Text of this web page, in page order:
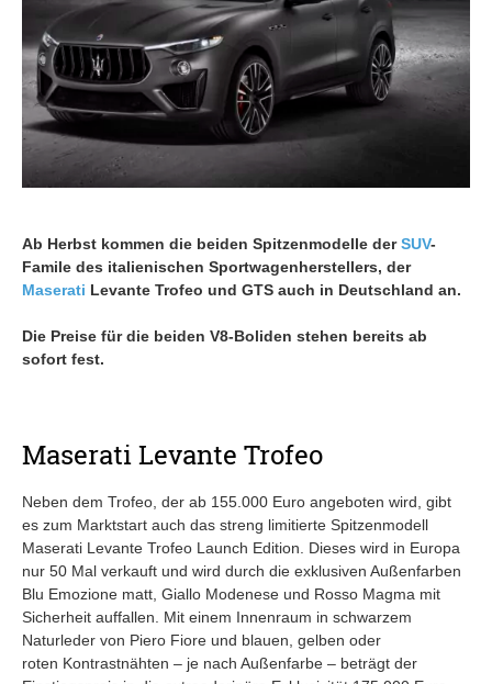
Ab Herbst kommen die beiden Spitzenmodelle derSUV-
Famile des italienischen Sportwagenherstellers, der
Maserati Levante Trofeo und GTS auch in Deutschland an.
Die Preise für die beiden V8-Boliden stehen bereits ab
sofort fest.
Maserati Levante Trofeo
Neben dem Trofeo, der ab 155.000 Euro angeboten wird, gibt
es zum Marktstart auch das streng limitierte Spitzenmodell
Maserati Levante Trofeo Launch Edition. Dieses wird in Europa
nur 50 Mal verkauft und wird durch die exklusiven Außenfarben
Blu Emozione matt, Giallo Modenese und Rosso Magma mit
Sicherheit auffallen. Mit einem Innenraum in schwarzem
Naturleder von Piero Fiore und blauen, gelben oder
roten Kontrastnähten – je nach Außenfarbe – beträgt der